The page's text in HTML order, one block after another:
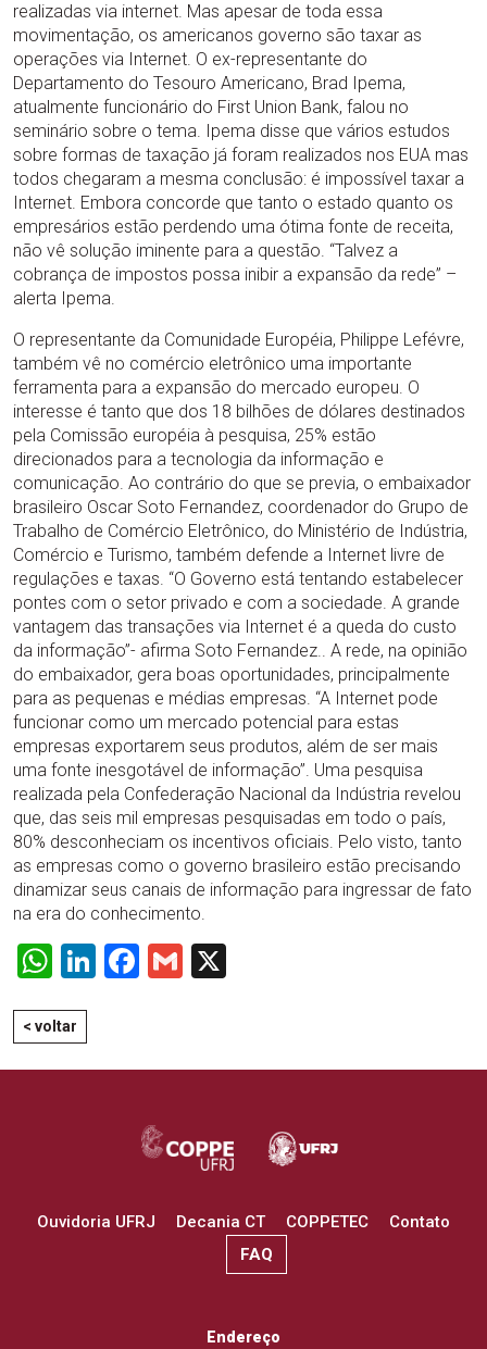
realizadas via internet. Mas apesar de toda essa
movimentação, os americanos governo são taxar as
operações via Internet. O ex-representante do
Departamento do Tesouro Americano, Brad Ipema,
atualmente funcionário do First Union Bank, falou no
seminário sobre o tema. Ipema disse que vários estudos
sobre formas de taxação já foram realizados nos EUA mas
todos chegaram a mesma conclusão: é impossível taxar a
Internet. Embora concorde que tanto o estado quanto os
empresários estão perdendo uma ótima fonte de receita,
não vê solução iminente para a questão. “Talvez a
cobrança de impostos possa inibir a expansão da rede” –
alerta Ipema.
O representante da Comunidade Européia, Philippe Lefévre,
também vê no comércio eletrônico uma importante
ferramenta para a expansão do mercado europeu. O
interesse é tanto que dos 18 bilhões de dólares destinados
pela Comissão européia à pesquisa, 25% estão
direcionados para a tecnologia da informação e
comunicação. Ao contrário do que se previa, o embaixador
brasileiro Oscar Soto Fernandez, coordenador do Grupo de
Trabalho de Comércio Eletrônico, do Ministério de Indústria,
Comércio e Turismo, também defende a Internet livre de
regulações e taxas. “O Governo está tentando estabelecer
pontes com o setor privado e com a sociedade. A grande
vantagem das transações via Internet é a queda do custo
da informação”- afirma Soto Fernandez.. A rede, na opinião
do embaixador, gera boas oportunidades, principalmente
para as pequenas e médias empresas. “A Internet pode
funcionar como um mercado potencial para estas
empresas exportarem seus produtos, além de ser mais
uma fonte inesgotável de informação”. Uma pesquisa
realizada pela Confederação Nacional da Indústria revelou
que, das seis mil empresas pesquisadas em todo o país,
80% desconheciam os incentivos oficiais. Pelo visto, tanto
as empresas como o governo brasileiro estão precisando
dinamizar seus canais de informação para ingressar de fato
na era do conhecimento.
WhatsApp
LinkedIn
Facebook
Gmail
< voltar
Ouvidoria UFRJ Decania CT COPPETEC
Contato
FAQ
Endereço